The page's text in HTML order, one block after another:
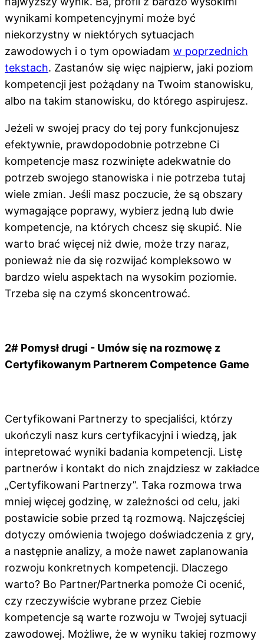
wynikami kompetencyjnymi może być
niekorzystny w niektórych sytuacjach
zawodowych i o tym opowiadam w poprzednich
tekstach. Zastanów się więc najpierw, jaki poziom
kompetencji jest pożądany na Twoim stanowisku,
albo na takim stanowisku, do którego aspirujesz.
Jeżeli w swojej pracy do tej pory funkcjonujesz
efektywnie, prawdopodobnie potrzebne Ci
kompetencje masz rozwinięte adekwatnie do
potrzeb swojego stanowiska i nie potrzeba tutaj
wiele zmian. Jeśli masz poczucie, że są obszary
wymagające poprawy, wybierz jedną lub dwie
kompetencje, na których chcesz się skupić. Nie
warto brać więcej niż dwie, może trzy naraz,
ponieważ nie da się rozwijać kompleksowo w
bardzo wielu aspektach na wysokim poziomie.
Trzeba się na czymś skoncentrować.
2# Pomysł drugi - Umów się na rozmowę z
Certyfikowanym Partnerem Competence Game
Certyfikowani Partnerzy to specjaliści, którzy
ukończyli nasz kurs certyfikacyjni i wiedzą, jak
intepretować wyniki badania kompetencji. Listę
partnerów i kontakt do nich znajdziesz w zakładce
„Certyfikowani Partnerzy”. Taka rozmowa trwa
mniej więcej godzinę, w zależności od celu, jaki
postawicie sobie przed tą rozmową. Najczęściej
dotyczy omówienia twojego doświadczenia z gry,
a następnie analizy, a może nawet zaplanowania
rozwoju konkretnych kompetencji. Dlaczego
warto? Bo Partner/Partnerka pomoże Ci ocenić,
czy rzeczywiście wybrane przez Ciebie
kompetencje są warte rozwoju w Twojej sytuacji
zawodowej. Możliwe, że w wyniku takiej rozmowy